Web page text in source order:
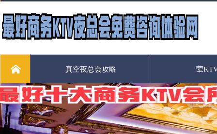
真空夜总会攻略 荤